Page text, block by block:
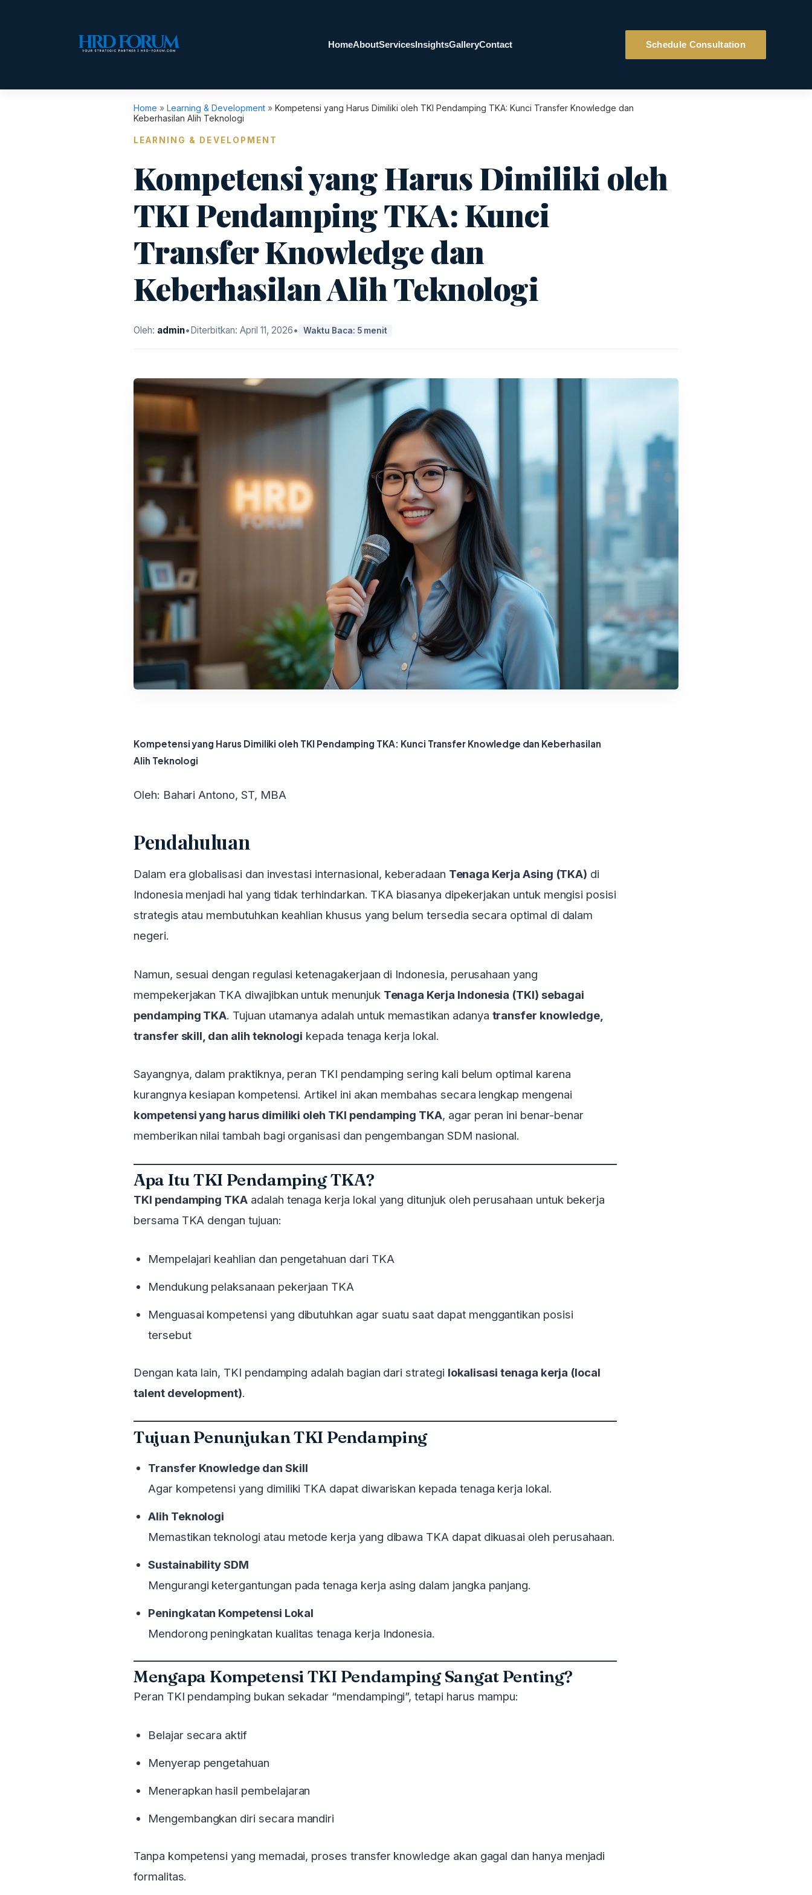
HomeAboutServicesInsightsGalleryContact Schedule Consultation
Home » Learning & Development » Kompetensi yang Harus Dimiliki oleh TKI Pendamping TKA: Kunci Transfer Knowledge dan
Keberhasilan Alih Teknologi
LEARNING & DEVELOPMENT
Kompetensi yang Harus Dimiliki oleh
TKI Pendamping TKA: Kunci
Transfer Knowledge dan
Keberhasilan Alih Teknologi
Oleh: admin• Diterbitkan: April 11, 2026• Waktu Baca: 5 menit
Kompetensi yang Harus Dimiliki oleh TKI Pendamping TKA: Kunci Transfer Knowledge dan Keberhasilan
Alih Teknologi
Oleh: Bahari Antono, ST, MBA
Pendahuluan
Dalam era globalisasi dan investasi internasional, keberadaan Tenaga Kerja Asing (TKA) di
Indonesia menjadi hal yang tidak terhindarkan. TKA biasanya dipekerjakan untuk mengisi posisi
strategis atau membutuhkan keahlian khusus yang belum tersedia secara optimal di dalam
negeri.
Namun, sesuai dengan regulasi ketenagakerjaan di Indonesia, perusahaan yang
mempekerjakan TKA diwajibkan untuk menunjuk Tenaga Kerja Indonesia (TKI) sebagai
pendamping TKA. Tujuan utamanya adalah untuk memastikan adanya transfer knowledge,
transfer skill, dan alih teknologi kepada tenaga kerja lokal.
Sayangnya, dalam praktiknya, peran TKI pendamping sering kali belum optimal karena
kurangnya kesiapan kompetensi. Artikel ini akan membahas secara lengkap mengenai
kompetensi yang harus dimiliki oleh TKI pendamping TKA, agar peran ini benar-benar
memberikan nilai tambah bagi organisasi dan pengembangan SDM nasional.
Apa Itu TKI Pendamping TKA?
TKI pendamping TKA adalah tenaga kerja lokal yang ditunjuk oleh perusahaan untuk bekerja
bersama TKA dengan tujuan:
Mempelajari keahlian dan pengetahuan dari TKA
Mendukung pelaksanaan pekerjaan TKA
Menguasai kompetensi yang dibutuhkan agar suatu saat dapat menggantikan posisi
tersebut
Dengan kata lain, TKI pendamping adalah bagian dari strategi lokalisasi tenaga kerja (local
talent development).
Tujuan Penunjukan TKI Pendamping
Transfer Knowledge dan Skill
Agar kompetensi yang dimiliki TKA dapat diwariskan kepada tenaga kerja lokal.
Alih Teknologi
Memastikan teknologi atau metode kerja yang dibawa TKA dapat dikuasai oleh perusahaan.
Sustainability SDM
Mengurangi ketergantungan pada tenaga kerja asing dalam jangka panjang.
Peningkatan Kompetensi Lokal
Mendorong peningkatan kualitas tenaga kerja Indonesia.
Mengapa Kompetensi TKI Pendamping Sangat Penting?
Peran TKI pendamping bukan sekadar “mendampingi”, tetapi harus mampu:
Belajar secara aktif
Menyerap pengetahuan
Menerapkan hasil pembelajaran
Mengembangkan diri secara mandiri
Tanpa kompetensi yang memadai, proses transfer knowledge akan gagal dan hanya menjadi
formalitas.